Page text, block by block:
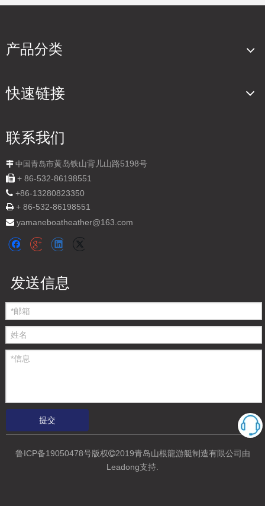
产品分类
快速链接
联系我们
 中国青岛市黄岛铁山背儿山路5198号
 + 86-532-86198551
 +86-13280823350
 + 86-532-86198551
 yamaneboatheather@163.com
发送信息
提交
鲁ICP备19050478号版权2019青岛山根龍游艇制造有限公司 由
Leadong支持.